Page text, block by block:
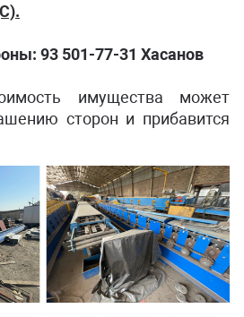
93 501-77-31 Хасанов
имущества может
сторон и прибавится